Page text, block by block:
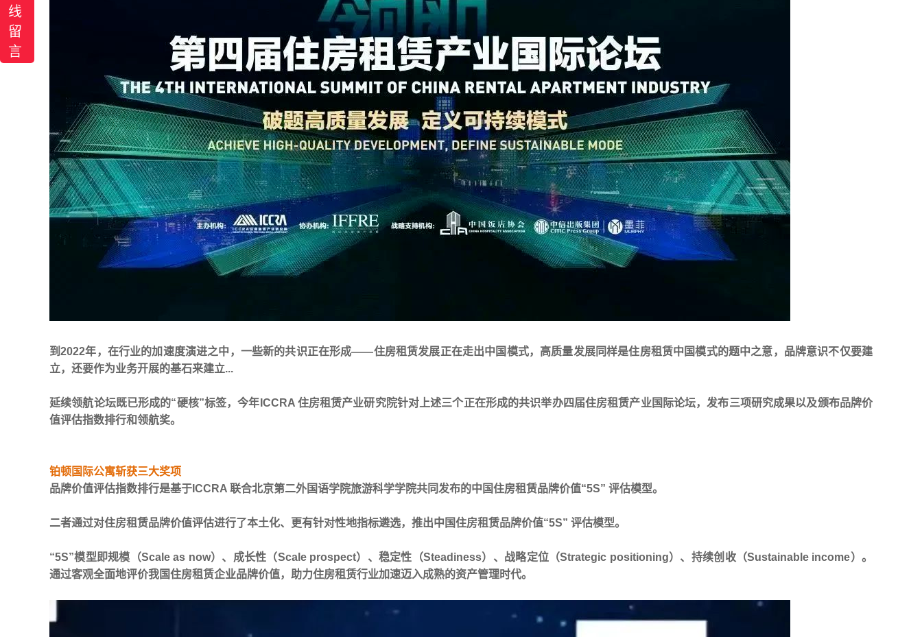
到2022年，在行业的加速度演进之中，一些新的共识正在形成——住房租赁发展正在走出中国模式，高质量发展同样是住房租赁中国模式的题中之意，品牌意识不仅要建
立，还要作为业务开展的基石来建立...
延续领航论坛既已形成的“硬核”标签，今年ICCRA 住房租赁产业研究院针对上述三个正在形成的共识举办四届住房租赁产业国际论坛，发布三项研究成果以及颁布品牌价
值评估指数排行和领航奖。
铂顿国际公寓斩获三大奖项
品牌价值评估指数排行是基于ICCRA 联合北京第二外国语学院旅游科学学院共同发布的中国住房租赁品牌价值“5S” 评估模型。
二者通过对住房租赁品牌价值评估进行了本土化、更有针对性地指标遴选，推出中国住房租赁品牌价值“5S” 评估模型。
“5S”模型即规模（Scale as now）、成长性（Scale prospect）、稳定性（Steadiness）、战略定位（Strategic positioning）、持续创收（Sustainable income）。
通过客观全面地评价我国住房租赁企业品牌价值，助力住房租赁行业加速迈入成熟的资产管理时代。
线
留
言